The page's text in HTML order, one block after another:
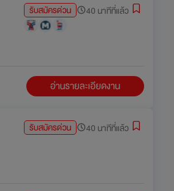
รับสมัครด่วน 40 นาทีที่แล้ว
อ่านรายละเอียดงาน
รับสมัครด่วน 40 นาทีที่แล้ว